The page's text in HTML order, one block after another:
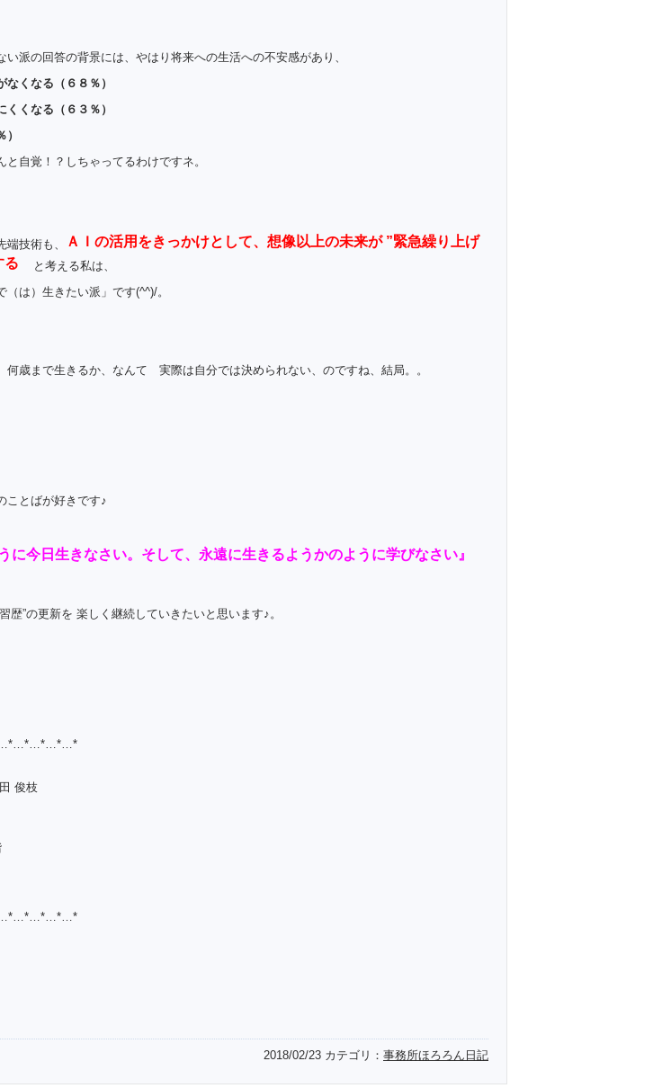
い派の回答の背景には、やはり将来への生活への不安感があり、
くなる（６８％）
くなる（６３％）
と自覚！？しちゃってるわけですネ。
技術も、
ＡＩの活用をきっかけとして、想像以上の未来が ”緊急繰り上げ
る
と考える私は、
は）生きたい派」です(^^)/。
歳まで生きるか、なんて 実際は自分では決められない、のですね、結局。。
ことばが好きです♪
に今日生きなさい。そして、永遠に生きるようかのように学びなさい』
歴”の更新を 楽しく継続していきたいと思います♪。
俊枝
2018/02/23 カテゴリ： 事務所ほろろん日記